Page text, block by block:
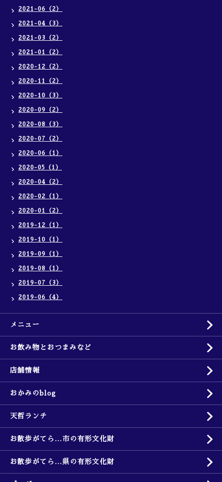
2021-06（2）
2021-04（3）
2021-03（2）
2021-01（2）
2020-12（2）
2020-11（2）
2020-10（3）
2020-09（2）
2020-08（3）
2020-07（2）
2020-06（1）
2020-05（1）
2020-04（2）
2020-02（1）
2020-01（2）
2019-12（1）
2019-10（1）
2019-09（1）
2019-08（1）
2019-07（3）
2019-06（4）
メニュー
お飲み物とおつまみなど
店舗情報
おかみのblog
天哲ランチ
お散歩がてら…市の有形文化財
お散歩がてら…県の有形文化財